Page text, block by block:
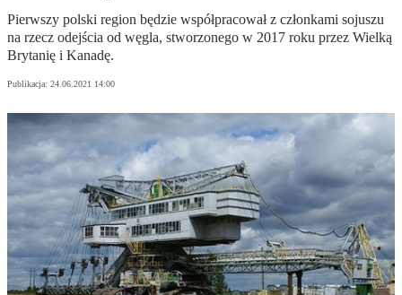
Pierwszy polski region będzie współpracował z członkami sojuszu
na rzecz odejścia od węgla, stworzonego w 2017 roku przez Wielką
Brytanię i Kanadę.
Publikacja: 24.06.2021 14:00